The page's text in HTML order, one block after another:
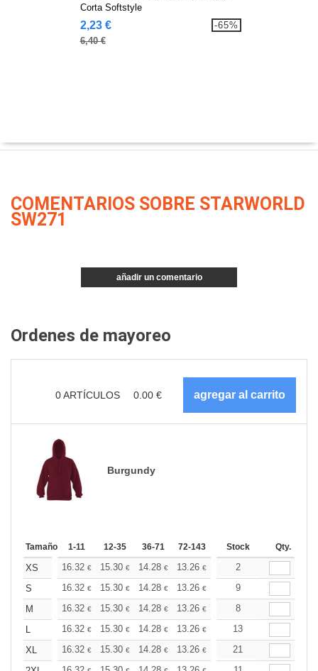
Corta Softstyle
2,23 €
6,40 €
-65%
COMENTARIOS SOBRE STARWORLD
SW271
añadir un comentario
Ordenes de mayoreo
0ARTÍCULOS 0.00 €
Burgundy
Tamaño 1-11 12-35 36-71 72-143 144-287 288 +
Stock Qty.
XS 16.32 € 15.30 € 14.28 € 13.26 € 12.24
2
S
16.32 € 15.30 € 14.28 € 13.26 € 12.24
9
M
16.32 € 15.30 € 14.28 € 13.26 € 12.24
8
L
16.32 € 15.30 € 14.28 € 13.26 € 12.24€
13
XL
16.32 € 15.30 € 14.28 € 13.26 € 12.24
21